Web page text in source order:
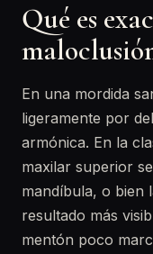
Qué es
En una mordida
ligeramente por
armónica. En la
maxilar superior
mandíbula, o bien
resultado más
mentón poco